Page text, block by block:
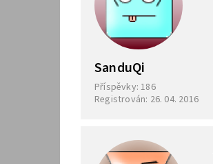
SanduQi
Příspěvky: 186
Registrován: 26. 04. 2016